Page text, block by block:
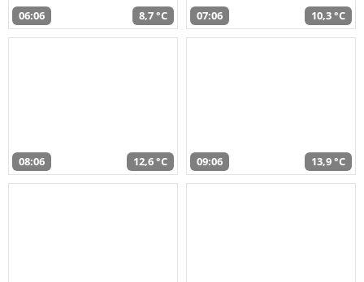
06:06 8,7 °C 07:06 10,3 °C
08:06 12,6 °C 09:06 13,9 °C